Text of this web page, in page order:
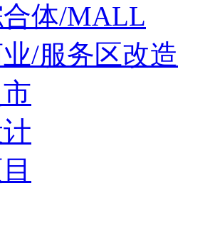
体/MALL
/服务区改造